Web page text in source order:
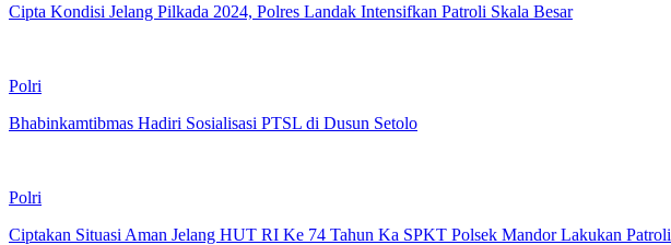
Cipta Kondisi Jelang Pilkada 2024, Polres Landak Intensifkan Patroli Skala Besar
Polri
Bhabinkamtibmas Hadiri Sosialisasi PTSL di Dusun Setolo
Polri
Ciptakan Situasi Aman Jelang HUT RI Ke 74 Tahun Ka SPKT Polsek Mandor Lakukan Patroli